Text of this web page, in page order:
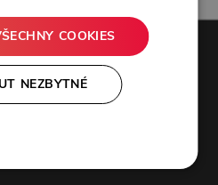
COOKIES
NEZBYTNÉ